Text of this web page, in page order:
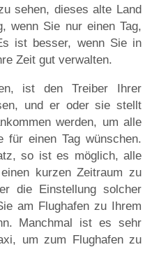
sehen, dieses alte Land
wenn Sie nur einen Tag,
ist besser, wenn Sie in
Zeit gut verwalten.
ist den Treiber Ihrer
und er oder sie stellt
werden, um alle
für einen Tag wünschen.
so ist es möglich, alle
kurzen Zeitraum zu
die Einstellung solcher
am Flughafen zu Ihrem
Manchmal ist es sehr
um zum Flughafen zu